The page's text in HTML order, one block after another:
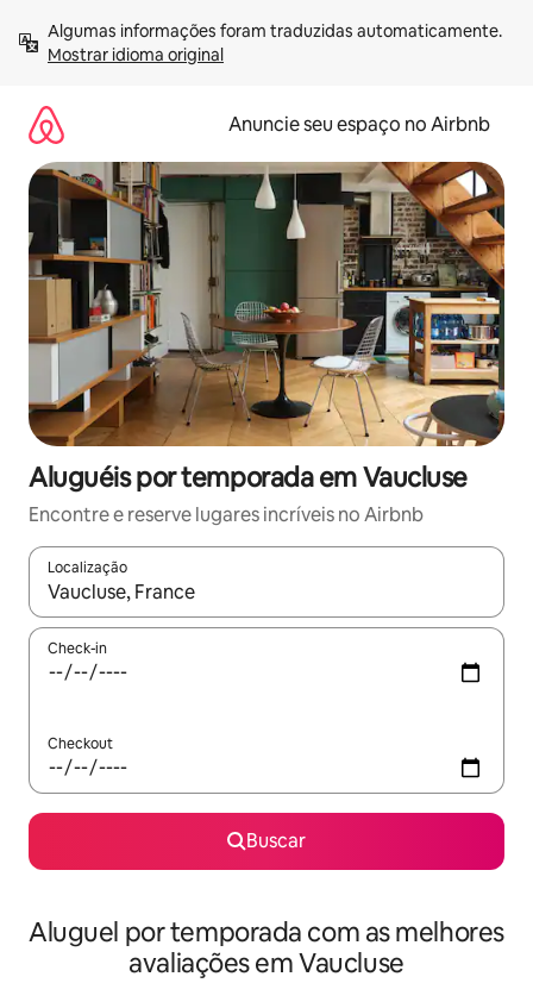
para
Mostrar idioma original
Anuncie seu espaço no Airbnb
Aluguéis por temporada em Vaucluse
Encontre e reserve lugares incríveis no Airbnb
Localização
Quando os resultados estiverem disponíveis, explore-os
Check-in
Checkout
Buscar
Aluguel por temporada com as melhores
avaliações em Vaucluse